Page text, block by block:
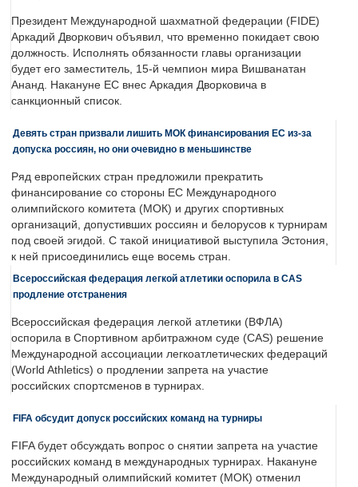
Президент Международной шахматной федерации (FIDE)
Аркадий Дворкович объявил, что временно покидает свою
должность. Исполнять обязанности главы организации
будет его заместитель, 15-й чемпион мира Вишванатан
Ананд. Накануне ЕС внес Аркадия Дворковича в
санкционный список.
Девять стран призвали лишить МОК финансирования ЕС из-за
допуска россиян, но они очевидно в меньшинстве
Ряд европейских стран предложили прекратить
финансирование со стороны ЕС Международного
олимпийского комитета (МОК) и других спортивных
организаций, допустивших россиян и белорусов к турнирам
под своей эгидой. С такой инициативой выступила Эстония,
к ней присоединились еще восемь стран.
Всероссийская федерация легкой атлетики оспорила в CAS
продление отстранения
Всероссийская федерация легкой атлетики (ВФЛА)
оспорила в Спортивном арбитражном суде (CAS) решение
Международной ассоциации легкоатлетических федераций
(World Athletics) о продлении запрета на участие
российских спортсменов в турнирах.
FIFA обсудит допуск российских команд на турниры
FIFA будет обсуждать вопрос о снятии запрета на участие
российских команд в международных турнирах. Накануне
Международный олимпийский комитет (МОК) отменил